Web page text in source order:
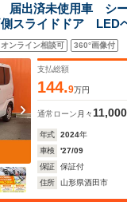
出済未使用車 シー
ライドドア LED
ンシェード ミラク
ー バニティミラー
ック
オンライン相談可 360°画像付
支払総額
144.9万円
通常ローン 月々 11,000
年式 2024年
車検
'27/09
保証
保証付
住所
山形県酒田市